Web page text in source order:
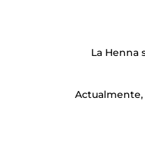
La Henna
Actualmente,